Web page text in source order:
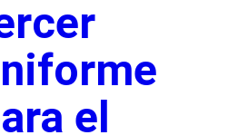
el